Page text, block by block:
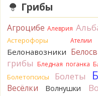
Serj_Sf
лизнул, и пожевал, но
лизнула - ей горький,
То что это именно
индивидуальные
выкинули.
19 часов назад
Verona Говорушка
20 часов назад
Грибы
Агроцибе Алеврия
Астерофоры
Ателии
Белонавозники
грибы Бледная поганка
Болетопсисы Болеты
Весёлки Волнушки